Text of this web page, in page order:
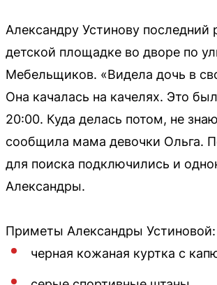
Александру Устинову последний
детской площадке во дворе по
Мебельщиков. «Видела дочь в
Она качалась на качелях. Это
20:00. Куда делась потом, не
сообщила мама девочки Ольга.
для поиска подключились и
Александры.
Приметы Александры Устиновой:
черная кожаная куртка с